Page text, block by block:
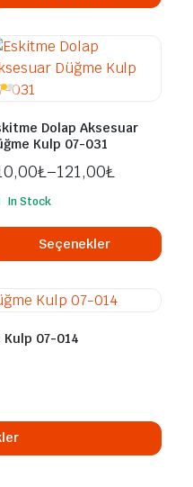
Dolap Aksesuar
Kulp 07-031
₺–121,00₺
In Stock
Seçenekler
Kulp 07-014